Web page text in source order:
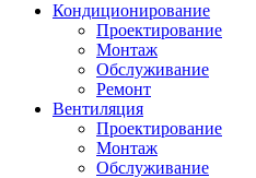
Кондиционирование
Проектирование
Монтаж
Обслуживание
Ремонт
Вентиляция
Проектирование
Монтаж
Обслуживание